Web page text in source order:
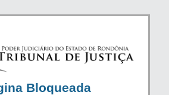
Bloqueada